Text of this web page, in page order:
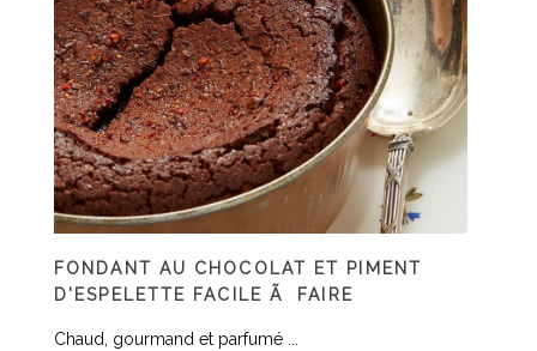
FONDANT AU CHOCOLAT ET PIMENT
D'ESPELETTE FACILE Ã FAIRE
Chaud, gourmand et parfumé ...